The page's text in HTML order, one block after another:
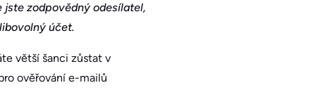
zodpovědný odesílatel,
účet.
větší šanci zůstat v
ověřování e-mailů